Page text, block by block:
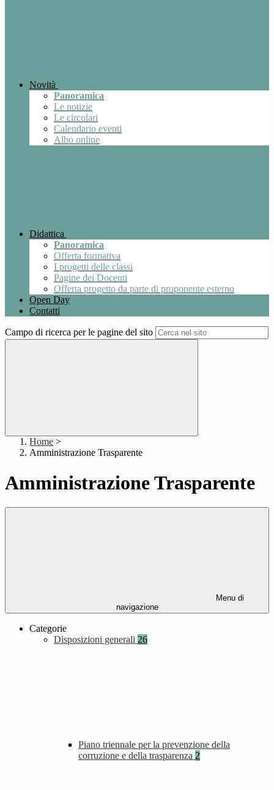
Novità
Panoramica
Le notizie
Le circolari
Calendario eventi
Albo online
Didattica
Panoramica
Offerta formativa
I progetti delle classi
Pagine dei Docenti
Offerta progetto da parte di proponente esterno
Open Day
Contatti
Campo di ricerca per le pagine del sito
Home >
Amministrazione Trasparente
Amministrazione Trasparente
Menu di
navigazione
Categorie
Disposizioni generali 26
Piano triennale per la prevenzione della
corruzione e della trasparenza 2